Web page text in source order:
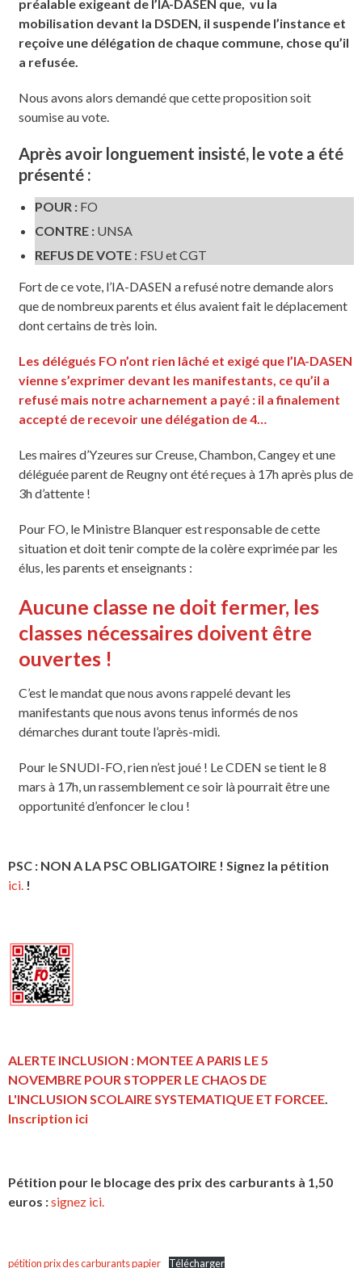
préalable exigeant de l’IA-DASEN que, vu la
mobilisation devant la DSDEN, il suspende l’instance et
reçoive une délégation de chaque commune, chose qu’il
a refusée.
Nous avons alors demandé que cette proposition soit
soumise au vote.
Après avoir longuement insisté, le vote a été
présenté :
POUR :FO
CONTRE :UNSA
REFUS DE VOTE: FSU et CGT
Fort de ce vote, l’IA-DASEN a refusé notre demande alors
que de nombreux parents et élus avaient fait le déplacement
dont certains de très loin.
Les délégués FO n’ont rien lâché et exigé que l’IA-DASEN
vienne s’exprimer devant les manifestants, ce qu’il a
refusé mais notre acharnement a payé : il a finalement
accepté de recevoir une délégation de 4…
Les maires d’Yzeures sur Creuse, Chambon, Cangey et une
déléguée parent de Reugny ont été reçues à 17h après plus de
3h d’attente !
Pour FO, le Ministre Blanquer est responsable de cette
situation et doit tenir compte de la colère exprimée par les
élus, les parents et enseignants :
Aucune classe ne doit fermer, les
classes nécessaires doivent être
ouvertes !
C’est le mandat que nous avons rappelé devant les
manifestants que nous avons tenus informés de nos
démarches durant toute l’après-midi.
Pour le SNUDI-FO, rien n’est joué ! Le CDEN se tient le 8
mars à 17h, un rassemblement ce soir là pourrait être une
opportunité d’enfoncer le clou !
PSC : NON A LA PSC OBLIGATOIRE ! Signez la pétition
ici. !
ALERTE INCLUSION : MONTEE A PARIS LE 5
NOVEMBRE POUR STOPPER LE CHAOS DE
L'INCLUSION SCOLAIRE SYSTEMATIQUE ET FORCEE
Inscription ici
Pétition pour le blocage des prix des carburants à 1,50
euros :signez ici.
pétition prix des carburants papier Télécharger